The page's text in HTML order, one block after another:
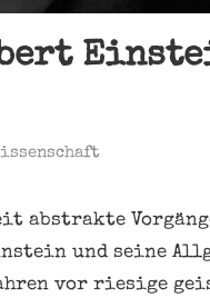
abstrakte
und seine
vor riesige